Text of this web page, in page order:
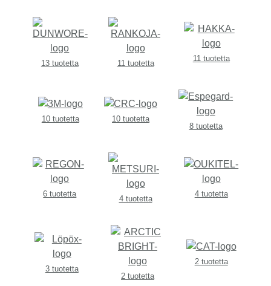
13 tuotetta 11 tuotetta
11 tuotetta
10 tuotetta
10 tuotetta
8 tuotetta
6 tuotetta
4 tuotetta
4 tuotetta
3 tuotetta
2 tuotetta
2 tuotetta